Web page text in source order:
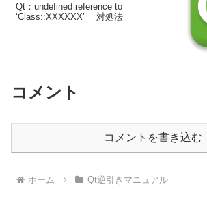
Qt：undefined reference to
‘Class::XXXXXX’ 対処法
コメント
コメントを書き込む
ホーム Qt逆引きマニュアル